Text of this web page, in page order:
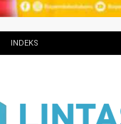
INDEKS